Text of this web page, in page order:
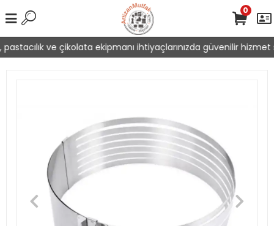
ve çikolata ekipmanı ihtiyaçlarınızda güvenilir hizmet
0